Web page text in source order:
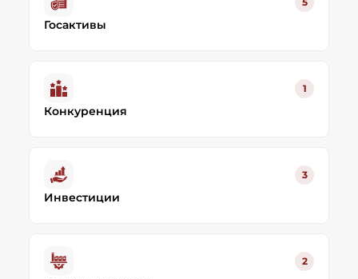
Госактивы
1
Конкуренция
3
Инвестиции
2